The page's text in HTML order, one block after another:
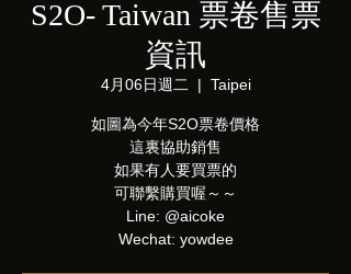
S2O- Taiwan 票卷售票
資訊
4月06日週二
  |
Taipei
如圖為今年S2O票卷價格
這裏協助銷售
如果有人要買票的
可聯繫購買喔～～
Line: @aicoke
Wechat: yowdee